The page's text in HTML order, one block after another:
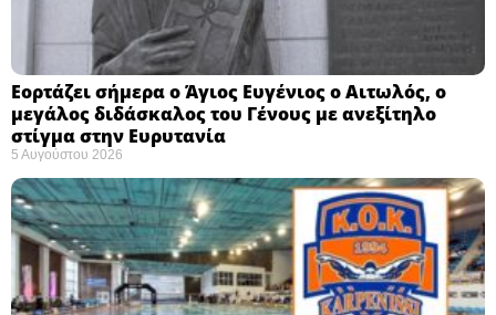
Εορτάζει σήμερα ο Άγιος Ευγένιος ο Αιτωλός, ο
μεγάλος διδάσκαλος του Γένους με ανεξίτηλο
στίγμα στην Ευρυτανία
5 Αυγούστου 2026